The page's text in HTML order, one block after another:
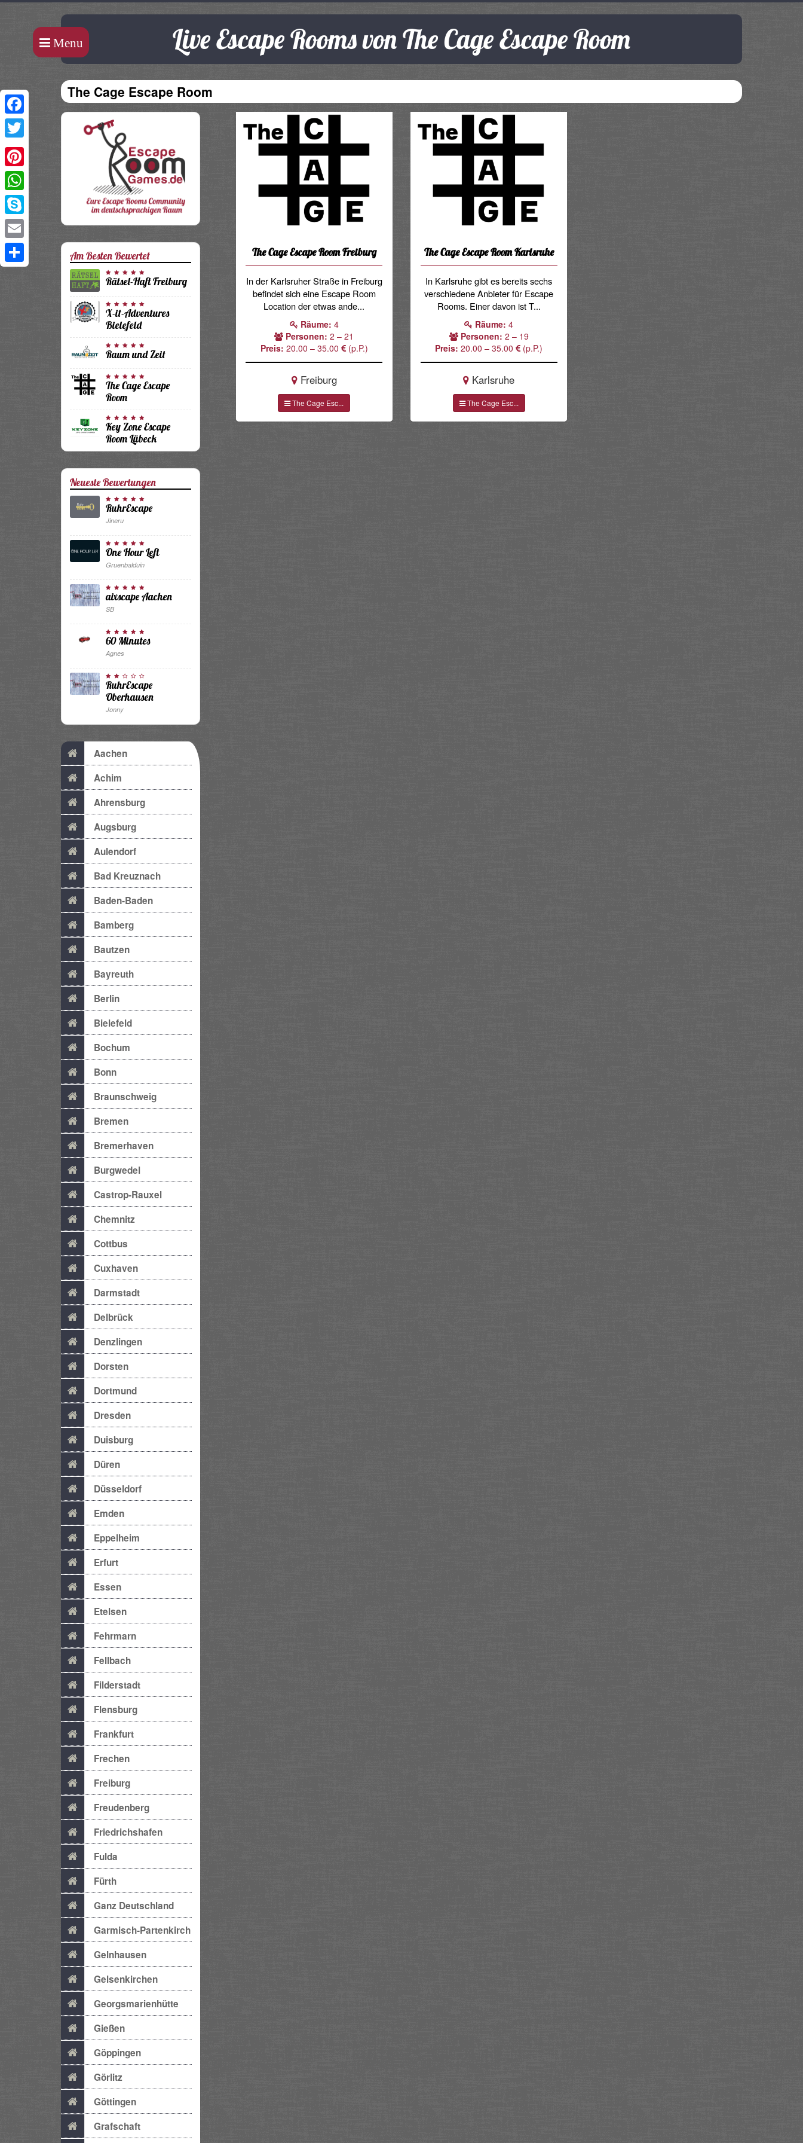
Menu Live Escape Rooms von The Cage Escape Room
The Cage Escape Room
Am Besten Bewertet
Rätsel-Haft Freiburg
X-it-Adventures
Bielefeld
Raum und Zeit
The Cage Escape
Room
Key Zone Escape
Room Lübeck
Neueste Bewertungen
RuhrEscape
Jineru
One Hour Left
Gruenbalduin
aixscape Aachen
SB
60 Minutes
Agnes
RuhrEscape
Oberhausen
Jonny
Aachen
Achim
Ahrensburg
Augsburg
Aulendorf
Bad Kreuznach
Baden-Baden
Bamberg
Bautzen
Bayreuth
Berlin
Bielefeld
Bochum
Bonn
Braunschweig
Bremen
Bremerhaven
Burgwedel
Castrop-Rauxel
Chemnitz
Cottbus
Cuxhaven
Darmstadt
Delbrück
Denzlingen
Dorsten
Dortmund
Dresden
Duisburg
Düren
Düsseldorf
Emden
Eppelheim
Erfurt
Essen
Etelsen
Fehrmarn
Fellbach
Filderstadt
Flensburg
Frankfurt
Frechen
Freiburg
Freudenberg
Friedrichshafen
Fulda
Fürth
Ganz Deutschland
Garmisch-Partenkirch
Gelnhausen
Gelsenkirchen
Georgsmarienhütte
Gießen
Göppingen
Görlitz
Göttingen
Grafschaft
The Cage Escape Room Freiburg
In der Karlsruher Straße in Freiburg
befindet sich eine Escape Room
Location der etwas ande...
Räume: 4
Personen: 2 – 21
Preis: 20.00 – 35.00 (p.P.)
Freiburg
The Cage Esc...
The Cage Escape Room Karlsruhe
In Karlsruhe gibt es bereits sechs
verschiedene Anbieter für Escape
Rooms. Einer davon ist T...
Räume: 4
Personen: 2 – 19
Preis: 20.00 – 35.00 (p.P.)
Karlsruhe
The Cage Esc...
Facebook
Twitter
Pinterest
WhatsApp
Skype
Email